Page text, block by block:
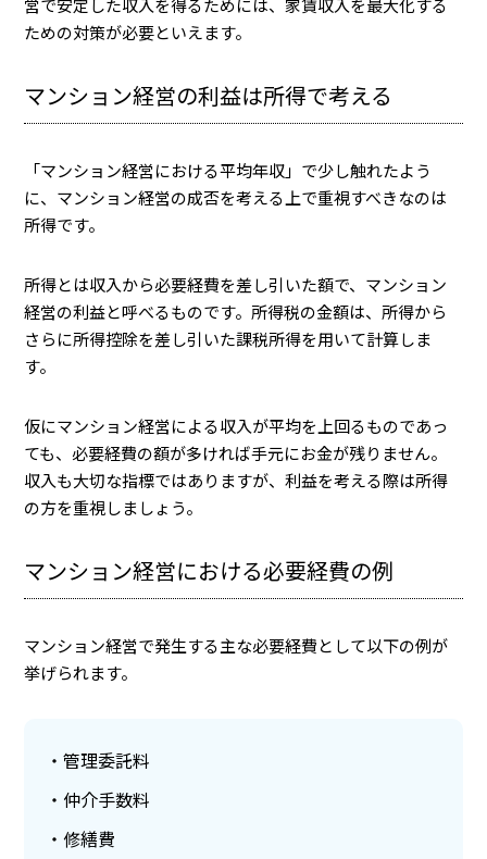
営で安定した収入を得るためには、家賃収入を最大化する
ための対策が必要といえます。
マンション経営の利益は所得で考える
「マンション経営における平均年収」で少し触れたよう
に、マンション経営の成否を考える上で重視すべきなのは
所得です。
所得とは収入から必要経費を差し引いた額で、マンション
経営の利益と呼べるものです。所得税の金額は、所得から
さらに所得控除を差し引いた課税所得を用いて計算しま
す。
仮にマンション経営による収入が平均を上回るものであっ
ても、必要経費の額が多ければ手元にお金が残りません。
収入も大切な指標ではありますが、利益を考える際は所得
の方を重視しましょう。
マンション経営における必要経費の例
マンション経営で発生する主な必要経費として以下の例が
挙げられます。
管理委託料
仲介手数料
修繕費